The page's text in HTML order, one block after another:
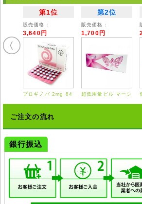
出る恐れがあります、ご注意下さい。
以下の方は、このお薬を服用できません、ご注
本剤の成分に対し、既往歴のある方、血液疾患
質的疾患のある方。
妊婦及び授乳中の方、小児。
以下の方は慎重投与になります、服用前に医師
腎機能障害の方、高齢の方、全身状態の悪い方。
現在服用中のお薬がある場合は、本剤の薬効と
詳しくは薬剤師にお尋ね下さい。
本剤服用中と、服用後最低3日間は、飲酒はお
◆本剤は国内では医師の処方を必要とする【要
文は英文の能書を翻訳したものであり、使用方
見解 と異なる場合がありますのでご留意くださ
◆輸入医薬品はご自身の責任の上で、他者に譲
ださい。
◆詳細は掛かり付けの医師または薬剤師にご相
◆弊社ではどのような責任も受けかねますので
第1位
販売価格：
3,640円
プロギノバ 2mg 84
第2位
販売価格：
1,700円
超低用量ピル マーシ
ご注文の流れ
銀行振込